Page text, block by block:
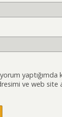
yaptığımda
ve web site